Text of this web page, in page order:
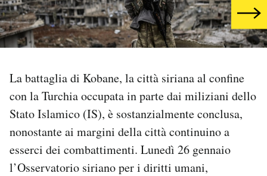
PODCAST
SHOP
La battaglia di Kobane, la città siriana al confine
con la Turchia occupata in parte dai miliziani dello
Stato Islamico (IS), è sostanzialmente conclusa,
nonostante ai margini della città continuino a
esserci dei combattimenti. Lunedì 26 gennaio
l’Osservatorio siriano per i diritti umani,